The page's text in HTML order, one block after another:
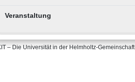
Veranstaltung
– Die Universität in der Helmholtz-Gemeinschaft